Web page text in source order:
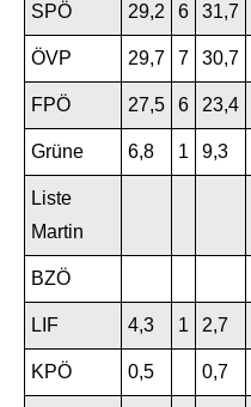
SPÖ 29,2 6 31,7
ÖVP 29,7 7 30,7
FPÖ 27,5 6 23,4
Grüne 6,8 1 9,3
Liste
Martin
BZÖ
LIF 4,3 1 2,7
KPÖ 0,5 0,7